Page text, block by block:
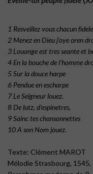
1 Resveillez vous chacun
2 Menez en Dieu j’oye oren
3 Louange est tres seante et
4 En la bouche de l’homme
5 Sur la douce harpe
6 Pendue en escharpe
7 Le Seigneur louez.
8 De lutz, d’espinetres,
9 Sainc tes chansonnettes
10 A son Nom jouez.
Texte: Clément MAROT
Mélodie Strasbourg, 1545,